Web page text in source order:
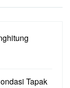
Tapak